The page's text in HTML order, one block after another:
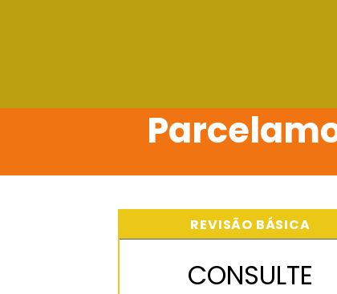
REVISÃO BÁSICA
CONSULTE